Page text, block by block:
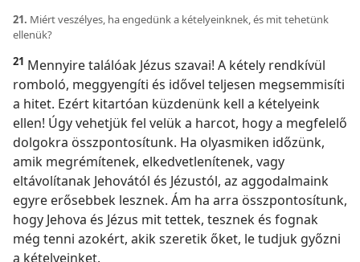
21. Miért veszélyes, ha engedünk a kételyeinknek, és mit tehetünk
ellenük?
21 Mennyire találóak Jézus szavai! A kétely rendkívül
romboló, meggyengíti és idővel teljesen megsemmisíti
a hitet. Ezért kitartóan küzdenünk kell a kételyeink
ellen! Úgy vehetjük fel velük a harcot, hogy a megfelelő
dolgokra összpontosítunk. Ha olyasmiken időzünk,
amik megrémítenek, elkedvetlenítenek, vagy
eltávolítanak Jehovától és Jézustól, az aggodalmaink
egyre erősebbek lesznek. Ám ha arra összpontosítunk,
hogy Jehova és Jézus mit tettek, tesznek és fognak
még tenni azokért, akik szeretik őket, le tudjuk győzni
a kételyeinket.